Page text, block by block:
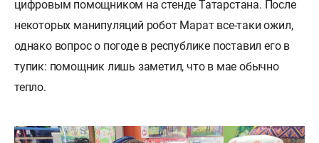
цифровым помощником на стенде Татарстана. После
некоторых манипуляций робот Марат все-таки ожил,
однако вопрос о погоде в республике поставил его в
тупик: помощник лишь заметил, что в мае обычно
тепло.